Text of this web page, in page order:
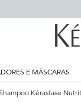
E MÁSCARAS
Kérastase